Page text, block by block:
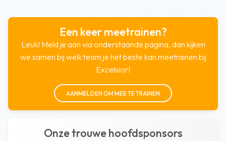
Een keer meetrainen?
Leuk! Meld je aan via onderstaande pagina, dan kijken
we samen bij welk team je het beste kan meetrainen bij
Excelsior!
AANMELDEN OM MEE TE TRAINEN
Onze trouwe hoofdsponsors